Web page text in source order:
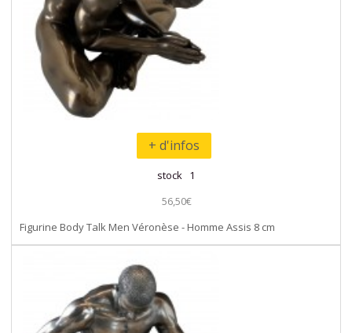
+ d'infos
stock 1
56,50€
Figurine Body Talk Men Véronèse - Homme Assis 8 cm